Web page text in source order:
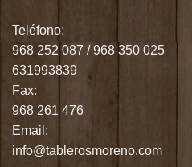
Teléfono:
968 252 087 /968 350 025
631993839
Fax:
968 261 476
Email:
info@tablerosmoreno.com